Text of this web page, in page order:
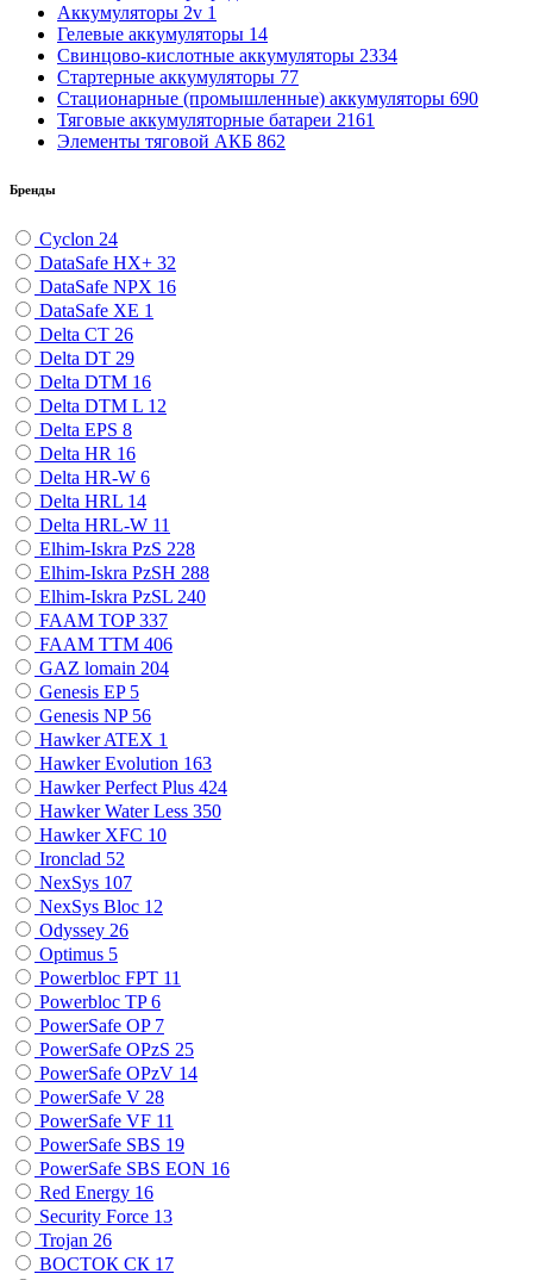
Аккумуляторы 2v 1
Гелевые аккумуляторы 14
Свинцово-кислотные аккумуляторы 2334
Стартерные аккумуляторы 77
Стационарные (промышленные) аккумуляторы 690
Тяговые аккумуляторные батареи 2161
Элементы тяговой АКБ 862
Бренды
Cyclon 24
DataSafe HX+ 32
DataSafe NPX 16
DataSafe XE 1
Delta CT 26
Delta DT 29
Delta DTM 16
Delta DTM L 12
Delta EPS 8
Delta HR 16
Delta HR-W 6
Delta HRL 14
Delta HRL-W 11
Elhim-Iskra PzS 228
Elhim-Iskra PzSH 288
Elhim-Iskra PzSL 240
FAAM TOP337
FAAM TTM 406
GAZ lomain 204
Genesis EP 5
Genesis NP 56
Hawker ATEX 1
Hawker Evolution 163
Hawker Perfect Plus 424
Hawker Water Less 350
Hawker XFC 10
Ironclad 52
NexSys 107
NexSys Bloc 12
Odyssey 26
Optimus 5
Powerbloc FPT 11
Powerbloc TP6
PowerSafe OP 7
PowerSafe OPzS 25
PowerSafe OPzV 14
PowerSafe V 28
PowerSafe VF 11
PоwerSafe SBS 19
PоwerSafe SBS EON 16
Red Energy 16
Security Force 13
Trojan 26
ВОСТОК СК 17